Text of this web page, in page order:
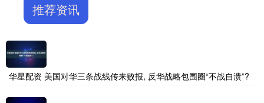
推荐资讯
华星配资 美国对华三条战线传来败报, 反华战略包围圈“不战自溃”?